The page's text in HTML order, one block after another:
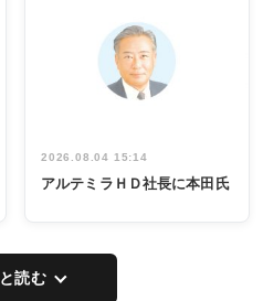
2026.08.04 15:14
アルテミラＨＤ社長に本田氏
読む